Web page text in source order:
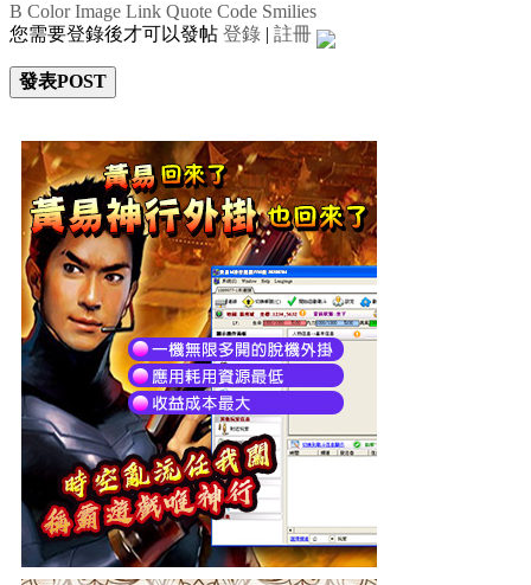
B Color Image Link Quote Code Smilies
您需要登錄後才可以發帖 登錄 | 註冊
發表POST